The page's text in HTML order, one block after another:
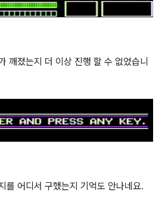
깨졌는지 더 이상 진행 할 수 없었습니
를 어디서 구했는지 기억도 안나네요.